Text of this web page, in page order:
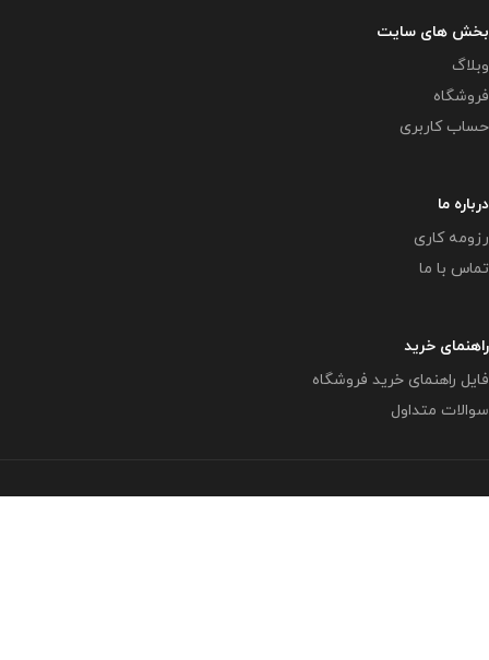
بخش های سایت
وبلاگ
فروشگاه
حساب کاربری
درباره ما
رزومه کاری
تماس با ما
راهنمای خرید
فایل راهنمای خرید فروشگاه
سوالات متداول